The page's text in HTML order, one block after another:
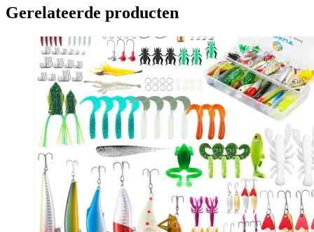
Gerelateerde producten